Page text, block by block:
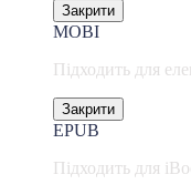
Закрити
MOBI
Підходить для
Закрити
EPUB
Підходить для